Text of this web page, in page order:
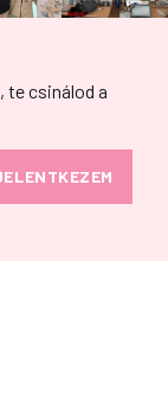
te csinálod a